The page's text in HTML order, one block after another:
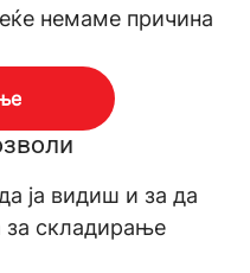
немаме причина
ја видиш и за да
за складирање